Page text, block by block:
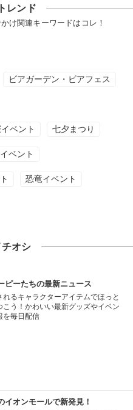
レンド
け関連キーワードはコレ！
ビアガーデン・ビアフェス
ベント 七夕まつり
ベント
恐竜イベント
オシ
ピーたちの最新ニュース
れるキャラクターアイテムでほっと
こう！かわいい最新グッズやイベン
を毎日配信
イオンモールで新発見！